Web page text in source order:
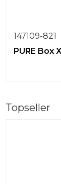
147109-821
PURE Box
Topseller